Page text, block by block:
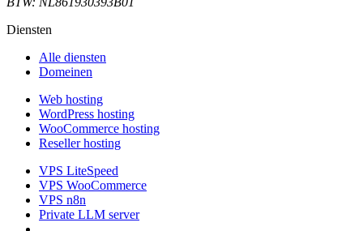
Diensten
Alle diensten
Domeinen
Web hosting
WordPress hosting
WooCommerce hosting
Reseller hosting
VPS LiteSpeed
VPS WooCommerce
VPS n8n
Private LLM server